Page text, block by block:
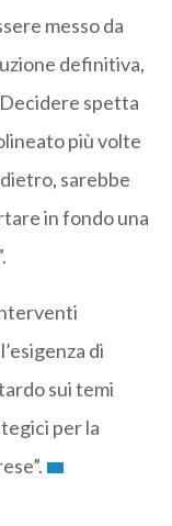
messo da
definitiva,
spetta
più volte
sarebbe
in fondo una
di
sui temi
per la